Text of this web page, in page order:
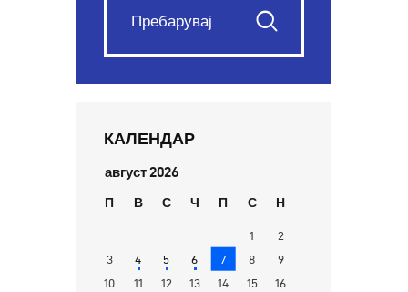
КАЛЕНДАР
август 2026
П В С Ч П С Н
1
2
3
4 5 6 7 8
9
10
11 12 13 14 15
16